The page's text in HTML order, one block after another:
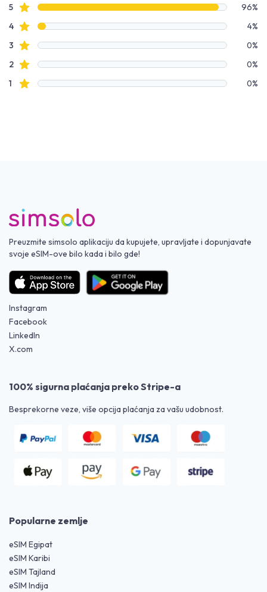
Podaci o recenzijama
5Zvezdice recenzija
96%
4Zvezdice recenzija
4%
3 Zvezdice recenzija
0%
2Zvezdice recenzija
0%
1 Zvezdice recenzija 0%
Preuzmite simsolo aplikaciju da kupujete, upravljate i dopunjavate
svoje eSIM-ove bilo kada i bilo gde!
Instagram
Facebook
LinkedIn
X.com
100% sigurna plaćanja preko Stripe-a
Besprekorne veze, više opcija plaćanja za vašu udobnost.
Popularne zemlje
eSIM Egipat
eSIM Karibi
eSIM Tajland
eSIM Indija